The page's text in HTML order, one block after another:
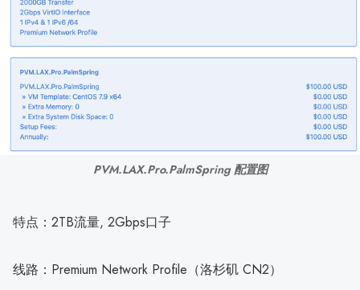
PVM.LAX.Pro.PalmSpring 配置图
特点：2TB流量, 2Gbps口子
线路：Premium Network Profile（洛杉矶 CN2）